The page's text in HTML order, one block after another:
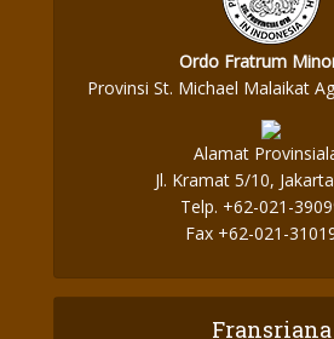
Ordo Fratrum
Provinsi St. Michael Malaikat
Alamat
Jl. Kramat 5/10,
Telp. +62-021-
Fax +62-021-
Fransriana